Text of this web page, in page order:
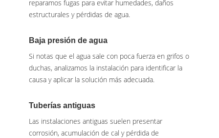
reparamos fugas para evitar humedades, daños
estructurales y pérdidas de agua.
Baja presión de agua
Si notas que el agua sale con poca fuerza en grifos o
duchas, analizamos la instalación para identificar la
causa y aplicar la solución más adecuada.
Tuberías antiguas
Las instalaciones antiguas suelen presentar
corrosión, acumulación de cal y pérdida de